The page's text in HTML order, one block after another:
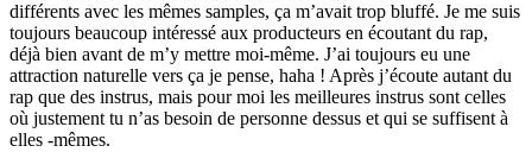
différents avec les mêmes samples, ça m’avait trop bluffé. Je me suis
toujours beaucoup intéressé aux producteurs en écoutant du rap,
déjà bien avant de m’y mettre moi-même. J’ai toujours eu une
attraction naturelle vers ça je pense, haha ! Après j’écoute autant du
rap que des instrus, mais pour moi les meilleures instrus sont celles
où justement tu n’as besoin de personne dessus et qui se suffisent à
elles -mêmes.